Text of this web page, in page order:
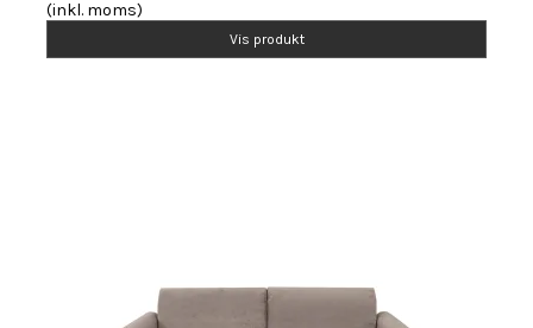
(inkl. moms)
Vis produkt